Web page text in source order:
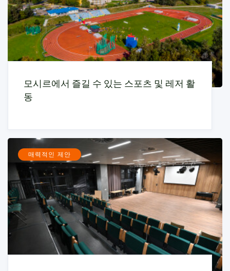
모시르에서 즐길 수 있는 스포츠 및 레저 활
동
매력적인 제안